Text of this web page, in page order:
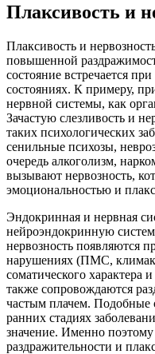
Плаксивость и
Плаксивость и
повышенной
состояние встречается
состояниях. К примеру,
нервной системы, как
Зачастую слезливость и
таких психологических
сенильные психозы,
очередь алкоголизм,
вызывают нервозность,
эмоциональностью и
Эндокринная и нервная
нейроэндокринную
нервозность появляются
нарушениях (ПМС,
соматического характера
также сопровождаются
частым плачем. Подобные
ранних стадиях
значение. Именно
раздражительности и